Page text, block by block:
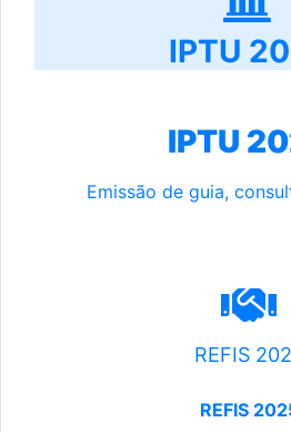
IPTU
IPTU
Emissão de guia,
REFIS
REFIS